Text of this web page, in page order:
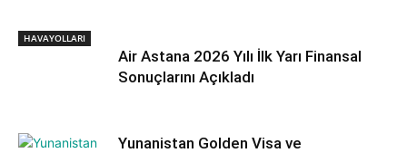
HAVAYOLLARI
Air Astana 2026 Yılı İlk Yarı Finansal
Sonuçlarını Açıkladı
Yunanistan Golden Visa ve